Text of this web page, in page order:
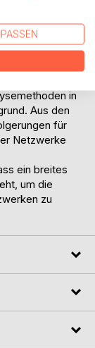
wurden.
und
deren
und
in
Aus den
für
Netzwerke
ein breites
um die
zu